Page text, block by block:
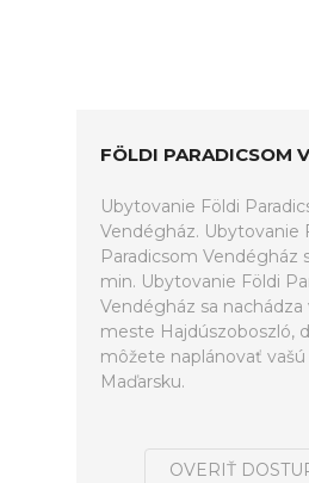
FÖLDI PARADICSOM
Ubytovanie Földi
Vendégház. Ubytovanie
Paradicsom Vendégház
min. Ubytovanie Földi
Vendégház sa
meste Hajdúszoboszló,
môžete naplánovať
Maďarsku.
OVERIŤ